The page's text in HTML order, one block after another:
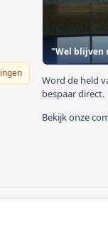
"Wel blijven
Word de held
bespaar direct.
Bekijk onze